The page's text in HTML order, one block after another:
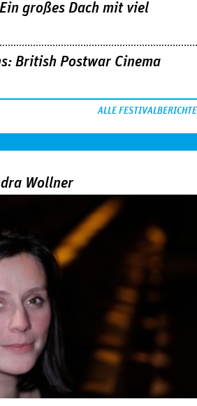
großes Dach mit viel
British Postwar Cinema
ALLE FESTIVALBERICHTE
Wollner